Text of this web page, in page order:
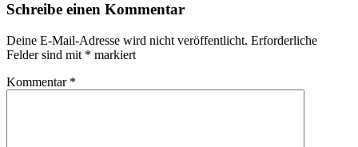
Schreibe einen Kommentar
Deine E-Mail-Adresse wird nicht veröffentlicht. Erforderliche
Felder sind mit * markiert
Kommentar *